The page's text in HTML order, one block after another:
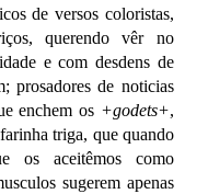
de versos coloristas,
querendo vêr no
e com desdens de
prosadores de noticias
enchem os +godets+,
triga, que quando
os aceitêmos como
sugerem apenas